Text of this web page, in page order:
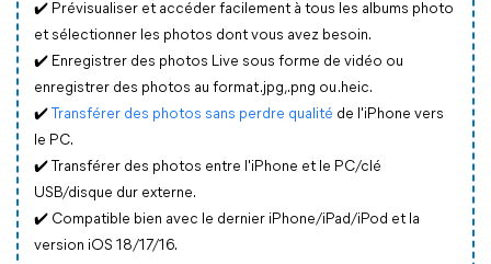
✔️ Prévisualiser et accéder facilement à tous les albums photo
et sélectionner les photos dont vous avez besoin.
✔️ Enregistrer des photos Live sous forme de vidéo ou
enregistrer des photos au format .jpg, .png ou .heic.
✔️ Transférer des photos sans perdre qualité de l'iPhone vers
le PC.
✔️ Transférer des photos entre l'iPhone et le PC/clé
USB/disque dur externe.
✔️ Compatible bien avec le dernier iPhone/iPad/iPod et la
version iOS 18/17/16.